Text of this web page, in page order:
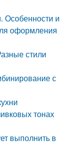
Особенности и
оформления
стили
с
тонах
выполнить в